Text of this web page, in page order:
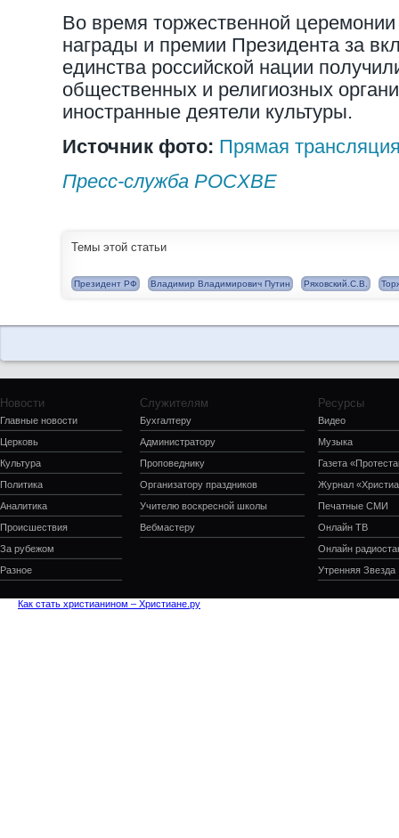
Во время торжественной церемонии
награды и премии Президента за
единства российской нации
общественных и религиозных
иностранные деятели культуры.
Источник фото: Прямая
Пресс-служба РОСХВЕ
Темы этой статьи
Президент РФ Владимир Владимирович Путин Ряховский.С.В.
Новости
Главные новости
Церковь
Культура
Политика
Аналитика
Происшествия
За рубежом
Разное
Служителям
Бухгалтеру
Администратору
Проповеднику
Организатору праздников
Учителю воскресной школы
Вебмастеру
Ресурсы
Видео
Музыка
Газета
Журнал
Печатные СМИ
Онлайн ТВ
Онлайн
Утренняя Звезда
Как стать христианином – Христиане.ру